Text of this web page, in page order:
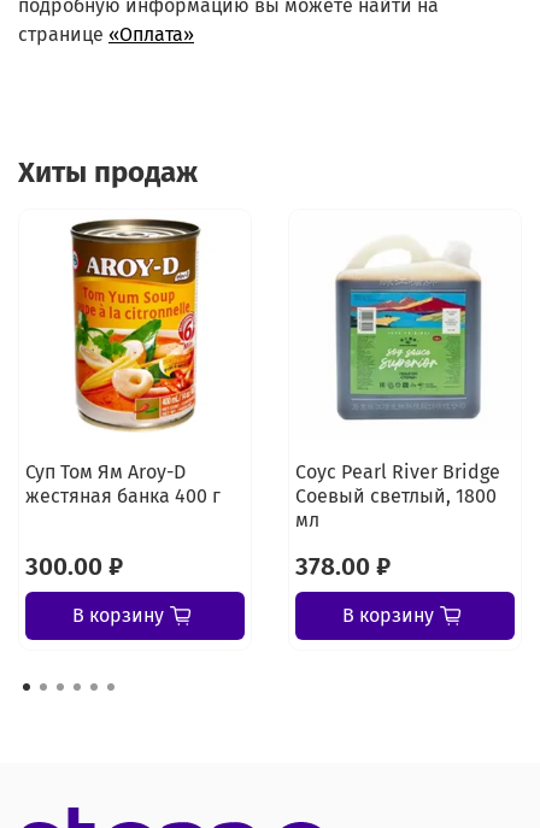
подробную информацию вы можете найти на
странице «Оплата»
Хиты продаж
Суп Том Ям Aroy-D
жестяная банка 400 г
300.00 ₽
В корзину
Соус Pearl River Bridge
Соевый светлый, 1800
мл
378.00 ₽
В корзину